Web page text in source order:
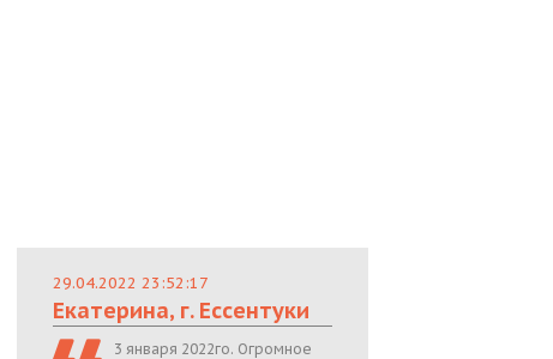
29.04.2022 23:52:17
Екатерина, г. Ессентуки
3 января 2022го. Огромное